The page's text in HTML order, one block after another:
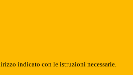
indicato con le istruzioni necessarie.